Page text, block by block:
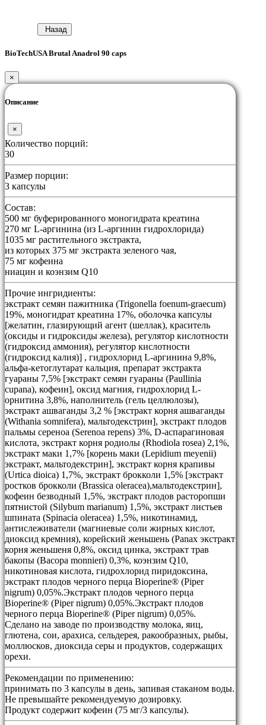
Назад
BioTechUSA Brutal Anadrol 90 caps
×
Описание
×
Количество порций:
30
Размер порции:
3 капсулы
Состав:
500 мг буферированного моногидрата креатина
270 мг L-аргинина (из L-аргинин гидрохлорида)
1035 мг растительного экстракта,
из которых 375 мг экстракта зеленого чая,
75 мг кофеина
ниацин и коэнзим Q10
Прочие ингридиенты:
экстракт семян пажитника (Trigonella foenum-graecum)
19%, моногидрат креатина 17%, оболочка капсулы
[желатин, глазирующий агент (шеллак), краситель
(оксиды и гидроксиды железа), регулятор кислотности
(гидроксид аммония), регулятор кислотности
(гидроксид калия)] , гидрохлорид L-аргинина 9,8%,
альфа-кетоглутарат кальция, препарат экстракта
гуараны 7,5% [экстракт семян гуараны (Paullinia
cupana), кофеин], оксид магния, гидрохлорид L-
орнитина 3,8%, наполнитель (гель целлюлозы),
экстракт ашваганды 3,2 % [экстракт корня ашваганды
(Withania somnifera), мальтодекстрин], экстракт плодов
пальмы сереноа (Serenoa repens) 3%, D-аспарагиновая
кислота, экстракт корня родиолы (Rhodiola rosea) 2,1%,
экстракт маки 1,7% [корень маки (Lepidium meyenii)
экстракт, мальтодекстрин], экстракт корня крапивы
(Urtica dioica) 1,7%, экстракт брокколи 1,5% [экстракт
ростков брокколи (Brassica oleracea),мальтодекстрин],
кофеин безводный 1,5%, экстракт плодов расторопши
пятнистой (Silybum marianum) 1,5%, экстракт листьев
шпината (Spinacia oleracea) 1,5%, никотинамид,
антислеживатели (магниевые соли жирных кислот,
диоксид кремния), корейский женьшень (Panax экстракт
корня женьшеня 0,8%, оксид цинка, экстракт трав
бакопы (Bacopa monnieri) 0,3%, коэнзим Q10,
никотиновая кислота, гидрохлорид пиридоксина,
экстракт плодов черного перца Bioperine® (Piper
nigrum) 0,05%.Экстракт плодов черного перца
Bioperine® (Piper nigrum) 0,05%.Экстракт плодов
черного перца Bioperine® (Piper nigrum) 0,05%.
Сделано на заводе по производству молока, яиц,
глютена, сои, арахиса, сельдерея, ракообразных, рыбы,
моллюсков, диоксида серы и продуктов, содержащих
орехи.
Рекомендации по применению:
принимать по 3 капсулы в день, запивая стаканом воды.
Не превышайте рекомендуемую дозировку.
Продукт содержит кофеин (75 мг/3 капсулы).